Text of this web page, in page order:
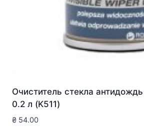
Очиститель стекла
0.2 л (K511)
₴ 54.00